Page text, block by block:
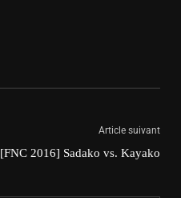
Article suivant
[FNC 2016] Sadako vs. Kayako